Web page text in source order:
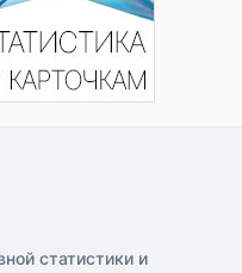
статистики и